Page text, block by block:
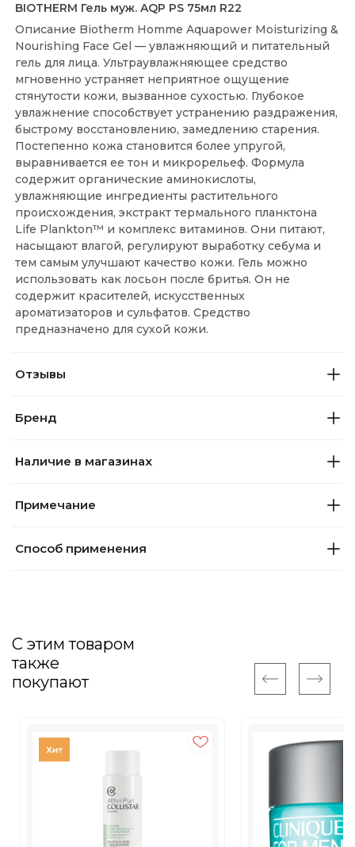
BIOTHERM Гель муж. AQP PS 75мл R22
Описание Biotherm Homme Aquapower Moisturizing &
Nourishing Face Gel — увлажняющий и питательный
гель для лица. Ультраувлажняющее средство
мгновенно устраняет неприятное ощущение
стянутости кожи, вызванное сухостью. Глубокое
увлажнение способствует устранению раздражения,
быстрому восстановлению, замедлению старения.
Постепенно кожа становится более упругой,
выравнивается ее тон и микрорельеф. Формула
содержит органические аминокислоты,
увлажняющие ингредиенты растительного
происхождения, экстракт термального планктона
Life Plankton™ и комплекс витаминов. Они питают,
насыщают влагой, регулируют выработку себума и
тем самым улучшают качество кожи. Гель можно
использовать как лосьон после бритья. Он не
содержит красителей, искусственных
ароматизаторов и сульфатов. Средство
предназначено для сухой кожи.
Отзывы
Бренд
Наличие в магазинах
Примечание
Способ применения
С этим товаром
также
покупают